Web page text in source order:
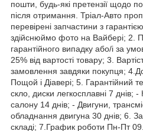
пошти, будь-які претензії щодо
після отримання. Тріал-Авто
перевірені запчастини з
здійснюймо фото на Вайбері; 2.
гарантійного випадку або/і за
25% від вартості товару; 3.
замовлення завдяки покупця;
Пощой і Діавері; 5. Гарантійний
скло, диски легкосплавні 7 днів; -
салону 14 днів; - Двигуни,
обладнання двигуна 30 днів; 6.
складі; 7.График роботи Пн-Пт